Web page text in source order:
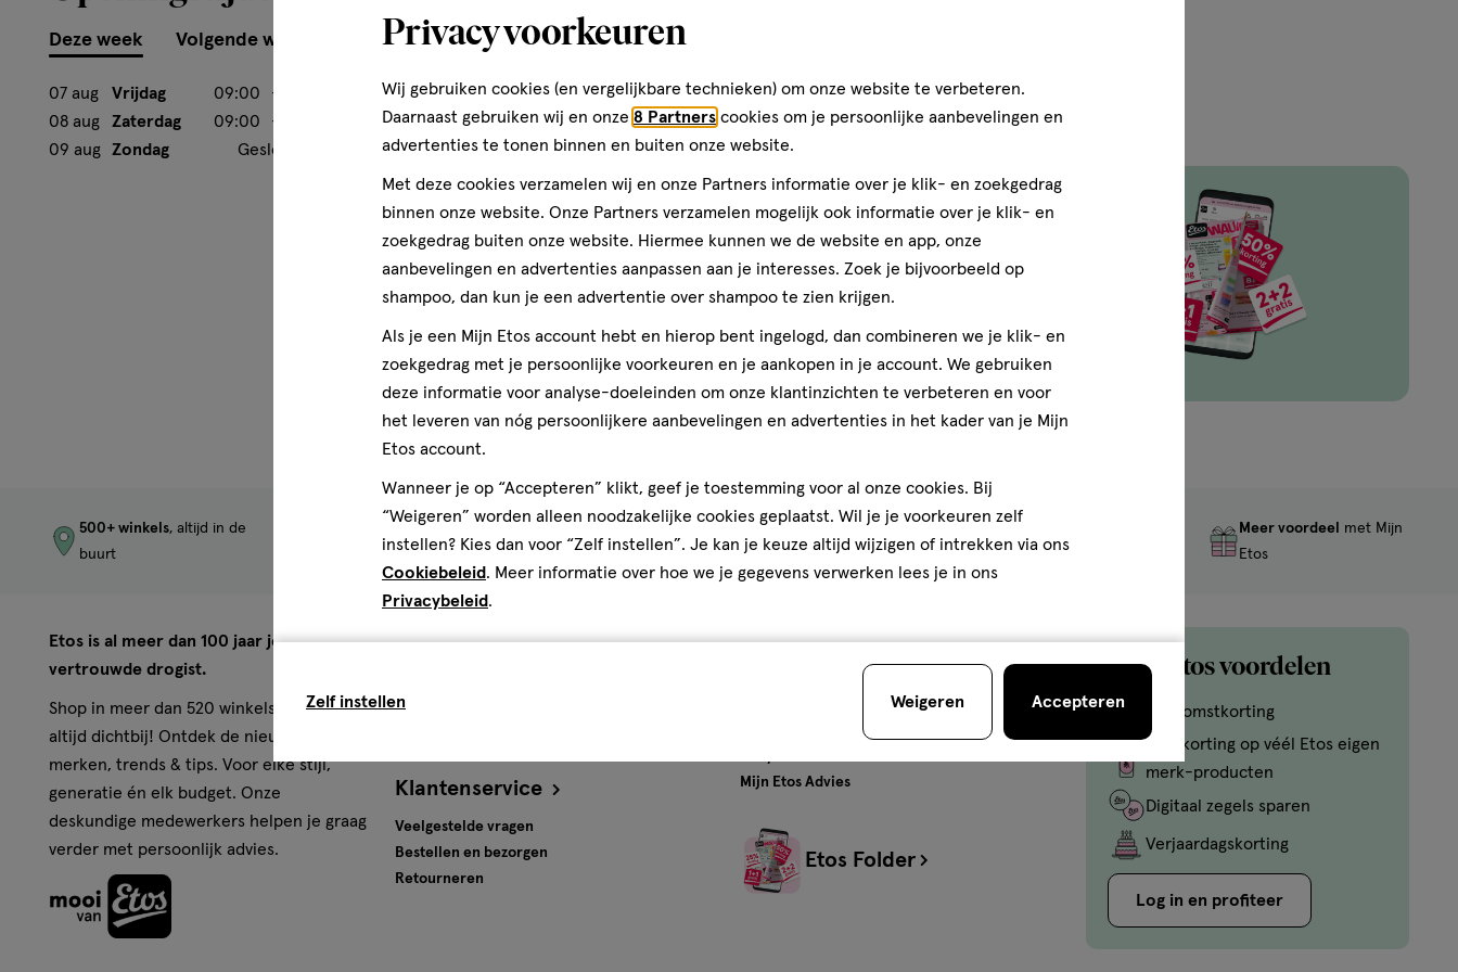
Deze week Volgende week
07 aug Vrijdag 09:00 -
08 aug
Zaterdag 09:00 -
09 aug
Zondag Gesloten
020--6596364
Etos Folder
Ontdek alle folder aanbiedingen van
deze week!
Shop alle acties
500+ winkels, altijd in de
buurt
Trending
merken
Gratis
bezorging vanaf
€35
Gratisretourneren
Meer voordeel
met Mijn
Etos
Etos is al meer dan 100 jaar jouw
vertrouwde drogist.
Shop in meer dan 520 winkels of online,
altijd dichtbij! Ontdek de nieuwste
merken, trends & tips. Voor elke stijl,
generatie én elk budget. Onze
deskundige medewerkers helpen je graag
verder met persoonlijk advies.
Over Etos
Pers
Klantenservice
Veelgestelde vragen
Bestellen en bezorgen
Retourneren
Advies & Inspiratie
Mijn Etos Advies
Etos Folder
Mijn Etos voordelen
Welkomstkorting
10% korting op véél Etos eigen
merk-producten
Digitaal zegels sparen
Verjaardagskorting
Log in en profiteer
Privacy voorkeuren
Wij gebruiken cookies (en vergelijkbare technieken) om onze website te verbeteren.
Daarnaast gebruiken wij en onze 8 Partners cookies om je persoonlijke aanbevelingen en
advertenties te tonen binnen en buiten onze website.
Met deze cookies verzamelen wij en onze Partners informatie over je klik- en zoekgedrag
binnen onze website. Onze Partners verzamelen mogelijk ook informatie over je klik- en
zoekgedrag buiten onze website. Hiermee kunnen we de website en app, onze
aanbevelingen en advertenties aanpassen aan je interesses. Zoek je bijvoorbeeld op
shampoo, dan kun je een advertentie over shampoo te zien krijgen.
Als je een Mijn Etos account hebt en hierop bent ingelogd, dan combineren we je klik- en
zoekgedrag met je persoonlijke voorkeuren en je aankopen in je account. We gebruiken
deze informatie voor analyse-doeleinden om onze klantinzichten te verbeteren en voor
het leveren van nóg persoonlijkere aanbevelingen en advertenties in het kader van je Mijn
Etos account.
Wanneer je op “Accepteren” klikt, geef je toestemming voor al onze cookies. Bij
“Weigeren” worden alleen noodzakelijke cookies geplaatst. Wil je je voorkeuren zelf
instellen? Kies dan voor “Zelf instellen”. Je kan je keuze altijd wijzigen of intrekken via ons
Cookiebeleid. Meer informatie over hoe we je gegevens verwerken lees je in ons
Privacybeleid.
Zelf instellen Weigeren Accepteren